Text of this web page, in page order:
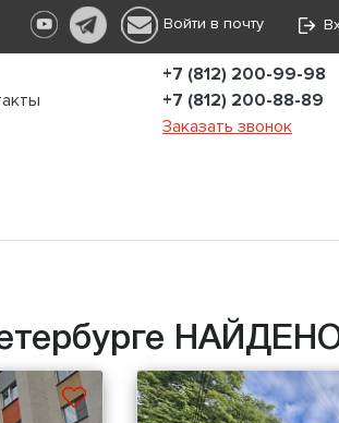
Войти в почту
+7 (812) 200-99-98
+7 (812) 200-88-89
Заказать звонок